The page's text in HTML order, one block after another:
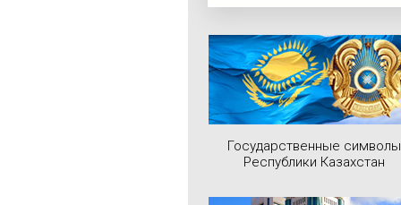
Государственные символы
Республики Казахстан